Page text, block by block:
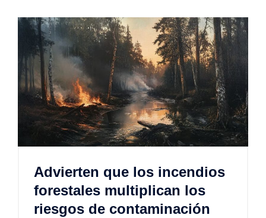
Advierten que los incendios
forestales multiplican los
riesgos de contaminación